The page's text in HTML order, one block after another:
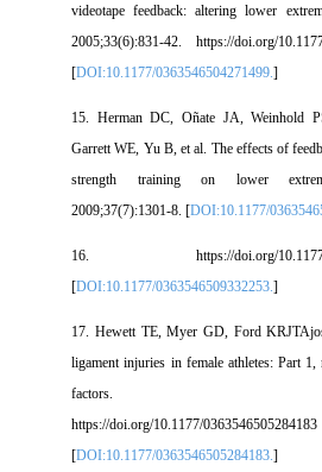
videotape feedback: altering lower
2005;33(6):831-42. https://doi.org/
[DOI:10.1177/0363546504271499.
15. Herman DC, Oñate JA,
Garrett WE, Yu B, et al. The effects of
strength training on lower
2009;37(7):1301-8. [DOI:10.1177/
16. https://doi.org/10.1177/
[DOI:10.1177/0363546509332253.
17. Hewett TE, Myer GD, Ford
ligament injuries in female athletes: Part
factors.
https://doi.org/10.1177/
[DOI:10.1177/0363546505284183.